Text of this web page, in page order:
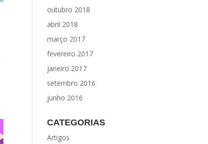
outubro 2018
abril 2018
março 2017
fevereiro 2017
janeiro 2017
setembro 2016
junho 2016
CATEGORIAS
Artigos